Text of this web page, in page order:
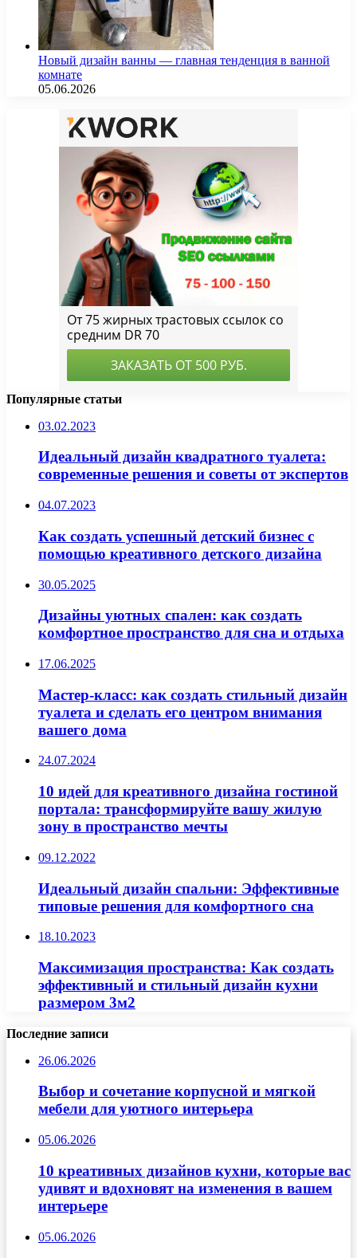
Новый дизайн ванны — главная тенденция в ванной
комнате
05.06.2026
Популярные статьи
03.02.2023
Идеальный дизайн квадратного туалета:
современные решения и советы от экспертов
04.07.2023
Как создать успешный детский бизнес с
помощью креативного детского дизайна
30.05.2025
Дизайны уютных спален: как создать
комфортное пространство для сна и отдыха
17.06.2025
Мастер-класс: как создать стильный дизайн
туалета и сделать его центром внимания
вашего дома
24.07.2024
10 идей для креативного дизайна гостиной
портала: трансформируйте вашу жилую
зону в пространство мечты
09.12.2022
Идеальный дизайн спальни: Эффективные
типовые решения для комфортного сна
18.10.2023
Максимизация пространства: Как создать
эффективный и стильный дизайн кухни
размером 3м2
Последние записи
26.06.2026
Выбор и сочетание корпусной и мягкой
мебели для уютного интерьера
05.06.2026
10 креативных дизайнов кухни, которые вас
удивят и вдохновят на изменения в вашем
интерьере
05.06.2026